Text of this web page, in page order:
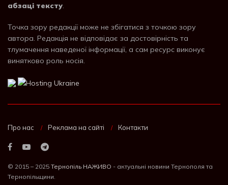
абзаці тексту.
Точка зору редакції може не збігатися з точкою зору
автора. Редакція не відповідає за достовірність та
тлумачення наведеної інформації, а сам ресурс виконує
винятково роль носія.
Про нас Реклама на сайті Контакти
© 2015 – 2025 Тернопіль НАЖИВО - актуальні новини Тернополя та
Тернопільщини.